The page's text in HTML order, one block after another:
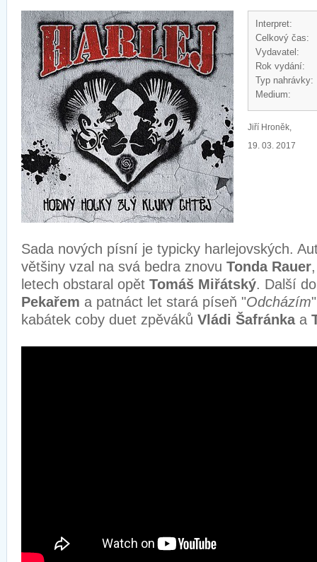
Interpret:
Celkový čas:
Vydavatel:
Rok vydání:
Typ nahrávky:
Medium:
Jiří Hroněk,
19. 03. 2017
Sada nových písní je typicky harlejovských.
většiny vzal na svá bedra znovu Tonda Rauer
letech obstaral opět Tomáš Miřátský. Další
Pekařem a patnáct let stará píseň "Odcházím
kabátek coby duet zpěváků Vládi Šafránkaa